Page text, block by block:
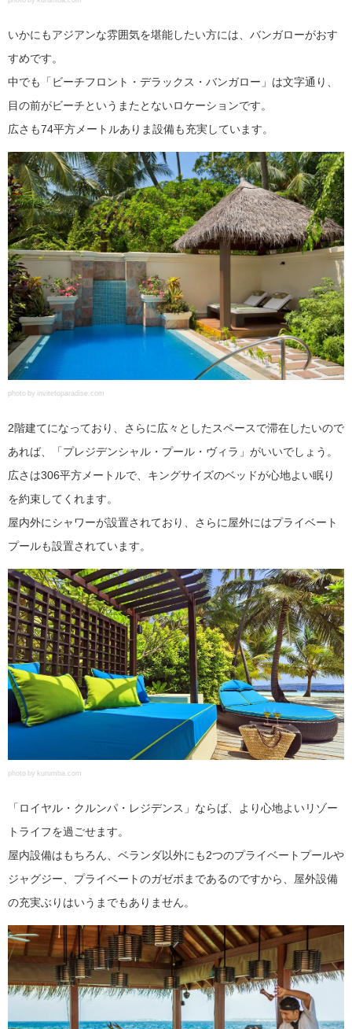
いかにもアジアンな雰囲気を堪能したい方には、バンガローがおす
すめです。
中でも「ビーチフロント・デラックス・バンガロー」は文字通り、
目の前がビーチというまたとないロケーションです。
広さも74平方メートルありま設備も充実しています。
photo by invitetoparadise.com
2階建てになっており、さらに広々としたスペースで滞在したいので
あれば、「プレジデンシャル・プール・ヴィラ」がいいでしょう。
広さは306平方メートルで、キングサイズのベッドが心地よい眠り
を約束してくれます。
屋内外にシャワーが設置されており、さらに屋外にはプライベート
プールも設置されています。
photo by kurumba.com
「ロイヤル・クルンパ・レジデンス」ならば、より心地よいリゾー
トライフを過ごせます。
屋内設備はもちろん、ベランダ以外にも2つのプライベートプールや
ジャグジー、プライベートのガゼボまであるのですから、屋外設備
の充実ぶりはいうまでもありません。